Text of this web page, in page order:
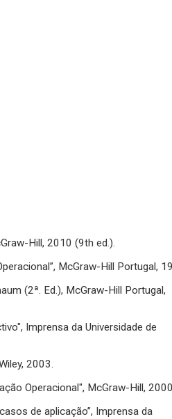
Hill, 2010 (9th ed.).
McGraw-Hill Portugal,
(2ª. Ed.), McGraw-Hill Portugal,
Imprensa da Universidade de
2003.
Operacional", McGraw-Hill,
de aplicação”, Imprensa da